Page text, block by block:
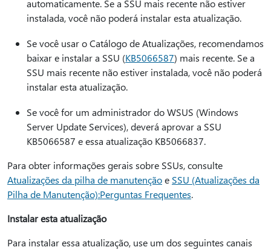
automaticamente. Se a SSU mais recente não estiver
instalada, você não poderá instalar esta atualização.
Se você usar o Catálogo de Atualizações, recomendamos
baixar e instalar a SSU (KB5066587) mais recente. Se a
SSU mais recente não estiver instalada, você não poderá
instalar esta atualização.
Se você for um administrador do WSUS (Windows
Server Update Services), deverá aprovar a SSU
KB5066587 e essa atualização KB5066837.
Para obter informações gerais sobre SSUs, consulte
Atualizações da pilha de manutençãoe SSU (Atualizações da
Pilha de Manutenção):Perguntas Frequentes.
Instalar esta atualização
Para instalar essa atualização, use um dos seguintes canais